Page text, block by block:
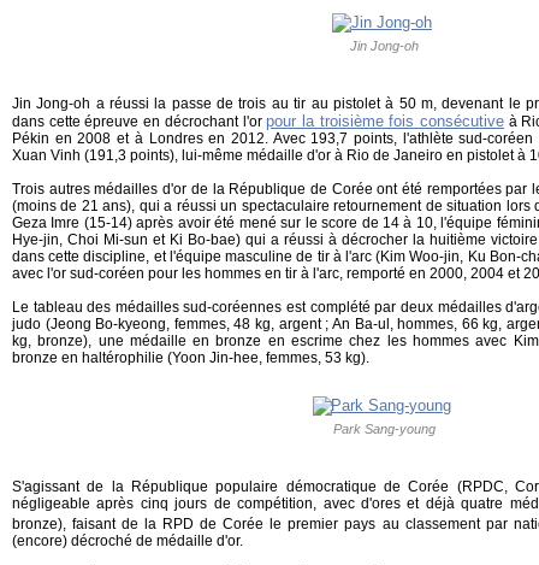
Jin Jong-oh
Jin Jong-oh a réussi la passe de trois au tir au pistolet à 50 m, devenant le
dans cette épreuve en décrochant l'or pour la troisième fois consécutive à
Pékin en 2008 et à Londres en 2012. Avec 193,7 points, l'athlète sud-
Xuan Vinh (191,3 points), lui-même médaille d'or à Rio de Janeiro en pistolet à
Trois autres médailles d'or de la République de Corée ont été remportées par
(moins de 21 ans), qui a réussi un spectaculaire retournement de situation
Geza Imre (15-14) après avoir été mené sur le score de 14 à 10, l'équipe
Hye-jin, Choi Mi-sun et Ki Bo-bae) qui a réussi à décrocher la huitième
dans cette discipline, et l'équipe masculine de tir à l'arc (Kim Woo-jin, Ku Bon-
avec l'or sud-coréen pour les hommes en tir à l'arc, remporté en 2000, 2004 et
Le tableau des médailles sud-coréennes est complété par deux médailles
judo (Jeong Bo-kyeong, femmes, 48 kg, argent ; An Ba-ul, hommes, 66 kg,
kg, bronze), une médaille en bronze en escrime chez les hommes avec
bronze en haltérophilie (Yoon Jin-hee, femmes, 53 kg).
Park Sang-young
S'agissant de la République populaire démocratique de Corée (RPDC,
négligeable après cinq jours de compétition, avec d'ores et déjà quatre
bronze), faisant de la RPD de Corée le premier pays au classement par
(encore) décroché de médaille d'or.